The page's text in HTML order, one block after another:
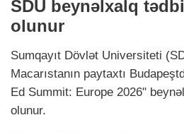
SDU beynəlxalq
olunur
Sumqayıt Dövlət Universiteti
Macarıstanın paytaxtı
Ed Summit: Europe 2026"
olunur.